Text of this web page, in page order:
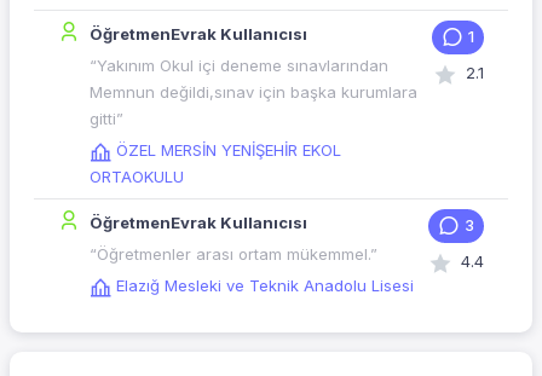
ÖğretmenEvrak Kullanıcısı
“Yakınım Okul içi deneme sınavlarından
Memnun değildi,sınav için başka kurumlara
gitti”
ÖZEL MERSİN YENİŞEHİR EKOL
ORTAOKULU
1
2.1
ÖğretmenEvrak Kullanıcısı
“Öğretmenler arası ortam mükemmel.”
Elazığ Mesleki ve Teknik Anadolu Lisesi
3
4.4